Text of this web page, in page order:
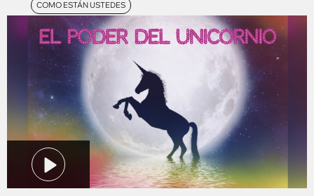
COMO ESTÁN USTEDES